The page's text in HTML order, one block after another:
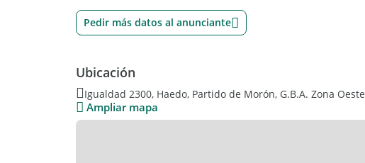
Pedir más datos al anunciante
Ubicación
Igualdad 2300, Haedo, Partido de Morón, G.B.A. Zona Oeste
Ampliar mapa